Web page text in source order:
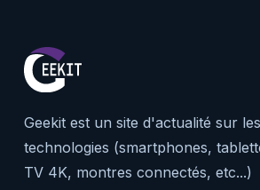
Geekit est un site d'actualité sur
technologies (smartphones,
TV 4K, montres connectés, etc...)